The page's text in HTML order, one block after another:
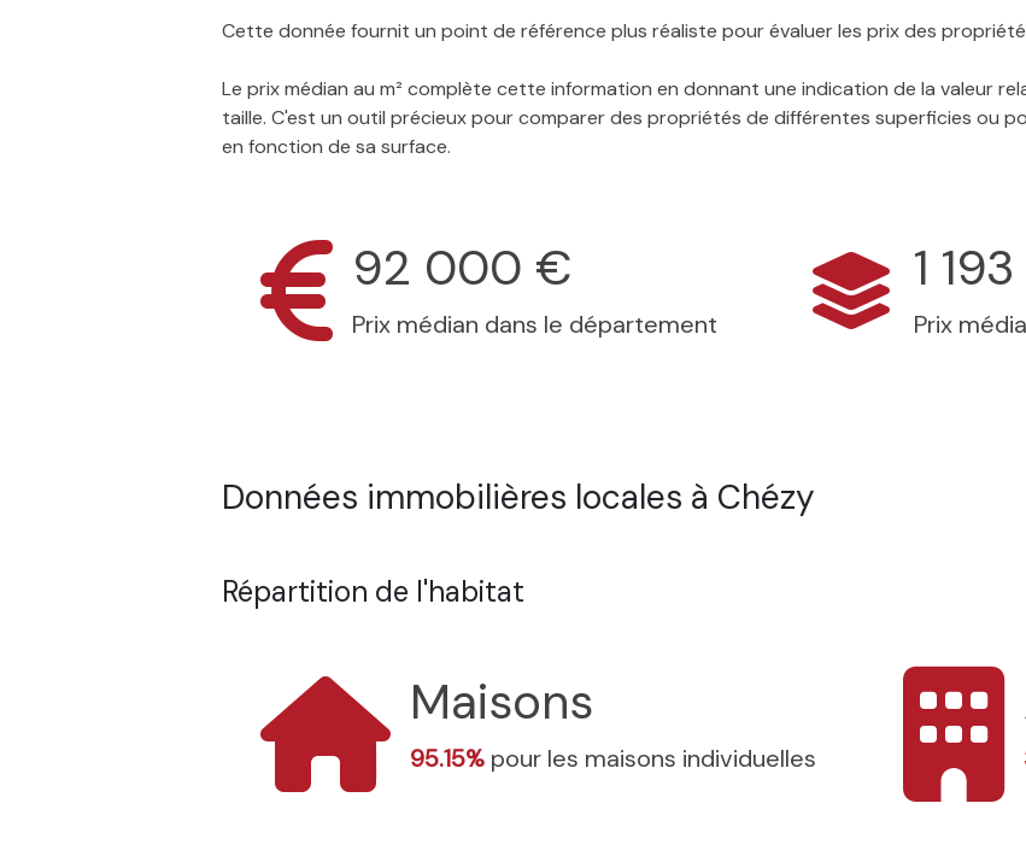
Cette donnée fournit un point de référence plus réaliste pour évaluer les prix des
Le prix médian au m² complète cette information en donnant une indication de la valeur
taille. C'est un outil précieux pour comparer des propriétés de différentes superficies ou
en fonction de sa surface.
92 000 €
Prix médian dans le département
1
Prix
Données immobilières locales à Chézy
Répartition de l'habitat
Maisons
95.15% pour les maisons individuelles